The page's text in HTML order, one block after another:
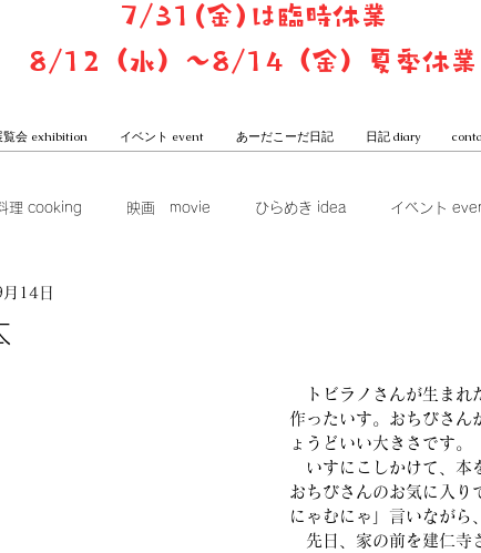
7/31(金)は臨時休業
8/12（水）〜8/14（金）夏季休業
覧会 exhibition イベント event あーだこーだ日記 日記 diary
理 cooking 映画 movie ひらめき idea イベント
book club
14日
トビラノさんが生まれ
作ったいす。おちびさん
ょうどいい大きさです。
いすにこしかけて、本
おちびさんのお気に入り
にゃむにゃ」言いながら
先日、家の前を建仁寺